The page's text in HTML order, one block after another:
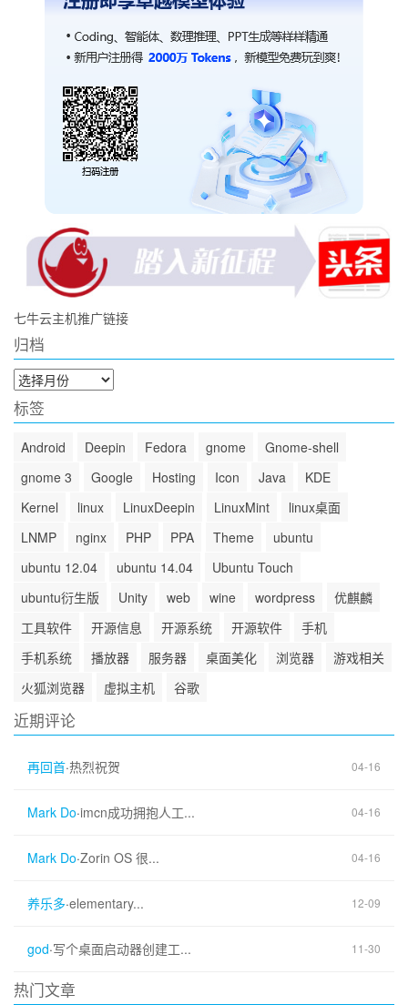
七牛云主机推广链接
归档
归
档
标签
Android Deepin Fedora gnome
Gnome-shell
gnome 3
Google Hosting Icon Java
KDE
Kernel
linux LinuxDeepin LinuxMint
linux桌面
LNMP
nginx PHP PPA Theme
ubuntu
ubuntu 12.04
ubuntu 14.04
Ubuntu Touch
ubuntu衍生版
Unity web wine wordpress
优麒麟
工具软件
开源信息 开源系统 开源软件
手机
手机系统
播放器 服务器 桌面美化 浏览器
游戏相关
火狐浏览器
虚拟主机 谷歌
近期评论
再回首·热烈祝贺 04-16
Mark Do·imcn成功拥抱人工... 04-16
Mark Do·Zorin OS 很... 04-16
养乐多·elementary... 12-09
god·写个桌面启动器创建工... 11-30
热门文章